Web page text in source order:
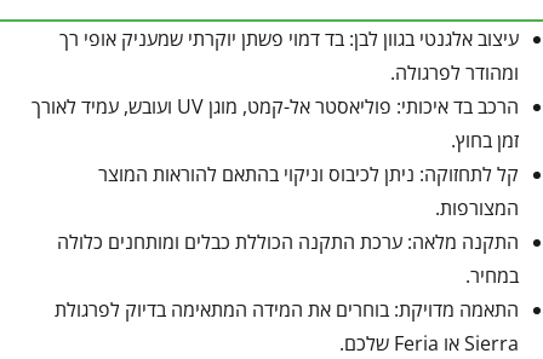
עיצוב אלגנטי בגוון לבן: בד דמוי פשתן יוקרתי שמעניק אופי רך
ומהודר לפרגולה.
הרכב בד איכותי: פוליאסטר אל-קמט, מוגן UV ועובש, עמיד לאורך
זמן בחוץ.
קל לתחזוקה: ניתן לכיבוס וניקוי בהתאם להוראות המוצר
המצורפות.
התקנה מלאה: ערכת התקנה הכוללת כבלים ומותחנים כלולה
במחיר.
התאמה מדויקת: בוחרים את המידה המתאימה בדיוק לפרגולת
Sierra או Feria שלכם.